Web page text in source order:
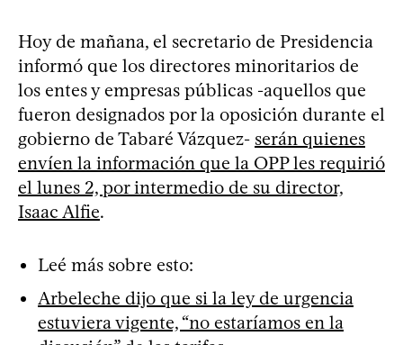
Hoy de mañana, el secretario de Presidencia
informó que los directores minoritarios de
los entes y empresas públicas -aquellos que
fueron designados por la oposición durante el
gobierno de Tabaré Vázquez- serán quienes
envíen la información que la OPP les requirió
el lunes 2, por intermedio de su director,
Isaac Alfie.
Leé más sobre esto:
Arbeleche dijo que si la ley de urgencia
estuviera vigente, “no estaríamos en la